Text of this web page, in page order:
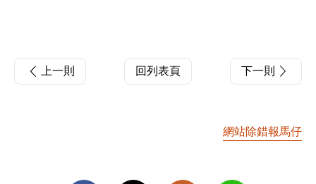
上一則 回列表頁 下一則
網站除錯報馬仔